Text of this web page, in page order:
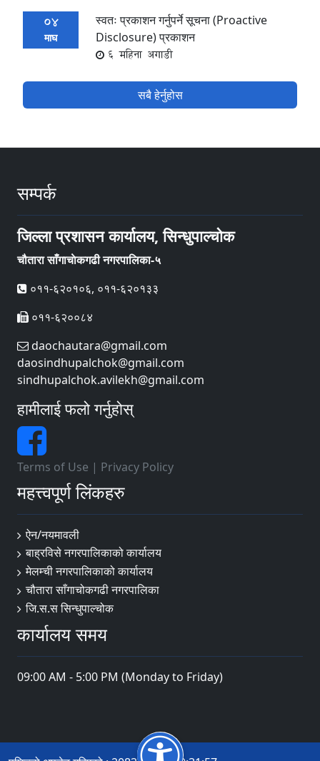
04
माघ
स्वतः प्रकाशन गर्नुपर्ने सूचना (Proactive
Disclosure) प्रकाशन
6 महिना अगाडी
सबै हेर्नुहोस
सम्पर्क
जिल्ला प्रशासन कार्यालय, सिन्धुपाल्चोक
चौतारा साँगाचाेकगढी नगरपालिका-५
०११-६२०१०६, ०११-६२०१३३
०११-६२००८४
daochautara@gmail.com
daosindhupalchok@gmail.com
sindhupalchok.avilekh@gmail.com
हामीलाई फलो गर्नुहोस्
Terms of Use | Privacy Policy
महत्त्वपूर्ण लिंकहरु
ऐन/नयमावली
बाह्रविसे नगरपालिकाको कार्यालय
मेलम्ची नगरपालिकाको कार्यालय
चौतारा साँगाचोकगढी नगरपालिका
जि.स.स सिन्धुपाल्चोक
कार्यालय समय
09:00 AM - 5:00 PM (Monday to Friday)